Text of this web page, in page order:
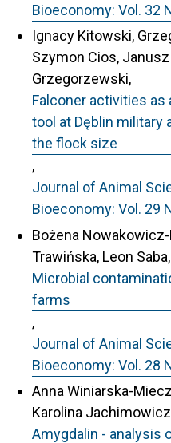
Bioeconomy: Vol. 32
Ignacy Kitowski,
Szymon Cios,
Grzegorzewski,
Falconer activities
tool at Dęblin military
the flock size
,
Journal of Animal
Bioeconomy: Vol. 29
Bożena Nowakowicz-
Trawińska, Leon Saba,
Microbial
farms
,
Journal of Animal
Bioeconomy: Vol. 28
Anna Winiarska-
Karolina
Amygdalin - analysis